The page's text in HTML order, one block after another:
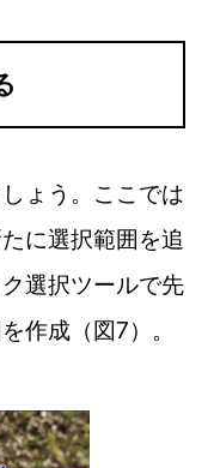
ょう。ここでは
に選択範囲を追
選択ツールで先
作成（図7）。